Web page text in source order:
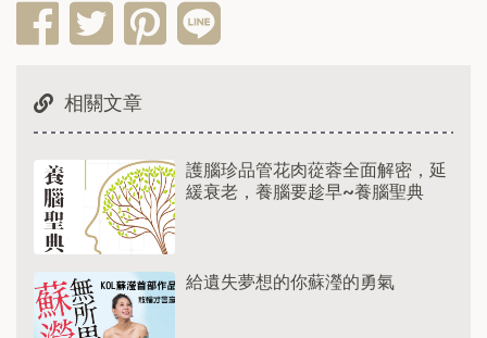
相關文章
護腦珍品管花肉蓯蓉全面解密，延
緩衰老，養腦要趁早~養腦聖典
給遺失夢想的你蘇瀅的勇氣